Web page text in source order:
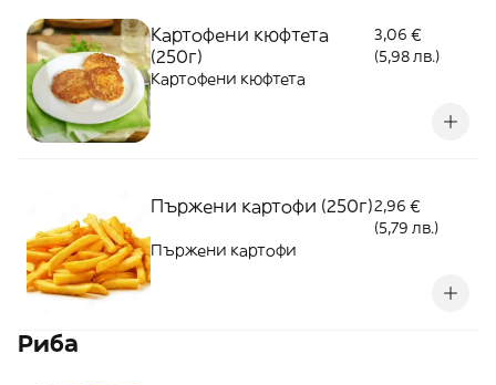
Картофени кюфтета
(250г)
3,06 €
(5,98 лв.)
Картофени кюфтета
Пържени картофи (250г)2,96 €
(5,79 лв.)
Пържени картофи
Риба